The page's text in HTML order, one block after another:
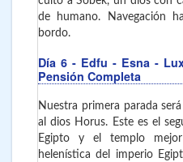
de humano. Navegación
bordo.
Día 6 - Edfu - Esna -
Pensión Completa
Nuestra primera parada
al dios Horus. Este es el
Egipto y el templo
helenística del imperio